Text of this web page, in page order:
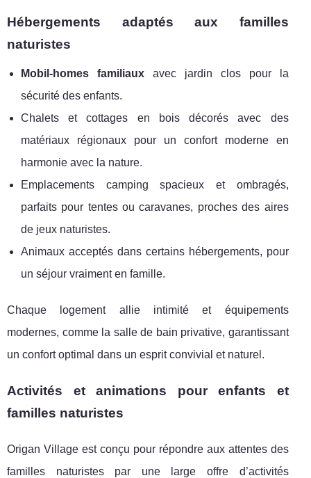
Hébergements adaptés aux familles
naturistes
Mobil-homes familiauxavec jardin clos pour la
sécurité des enfants.
Chalets et cottages en bois décorés avec des
matériaux régionaux pour un confort moderne en
harmonie avec la nature.
Emplacements camping spacieux et ombragés,
parfaits pour tentes ou caravanes, proches des aires
de jeux naturistes.
Animaux acceptés dans certains hébergements, pour
un séjour vraiment en famille.
Chaque logement allie intimité et équipements
modernes, comme la salle de bain privative, garantissant
un confort optimal dans un esprit convivial et naturel.
Activités et animations pour enfants et
familles naturistes
Origan Village est conçu pour répondre aux attentes des
familles naturistes par une large offre d’activités